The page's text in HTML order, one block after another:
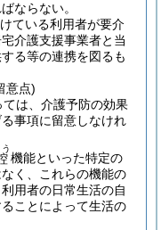
ならない。
ている利用者が要介
介護支援事業者と当
る等の連携を図るも
意点)
は、介護予防の効果
事項に留意しなけれ
う
機能といった特定の
く、これらの機能の
用者の日常生活の自
ことによって生活の